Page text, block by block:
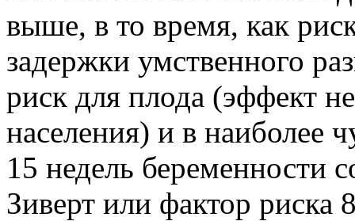
выше, в то время, как
задержки умственного
риск для плода (эффект
населения) и в наиболее
15 недель беременности
Зиверт или фактор риска